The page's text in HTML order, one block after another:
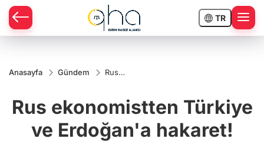
TR
Anasayfa Gündem
Rus
Erdoğan'a
hakaret!
Rus ekonomistten Türkiye
ve Erdoğan'a hakaret!